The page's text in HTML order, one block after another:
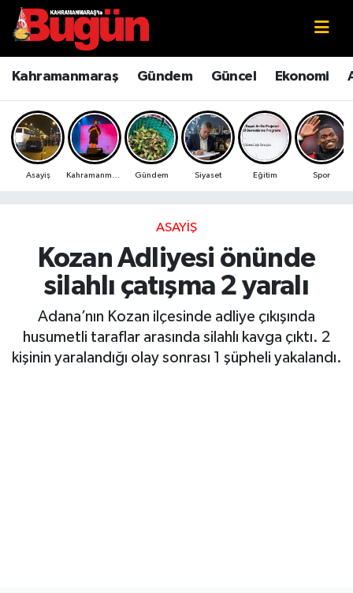
Kahramanmaraş Gündem Güncel Ekonomi
Asayiş Gündem Siyaset Eğitim Spor
ASAYIŞ
Kozan Adliyesi önünde
silahlı çatışma 2 yaralı
Adana’nın Kozan ilçesinde adliye çıkışında
husumetli taraflar arasında silahlı kavga çıktı. 2
kişinin yaralandığı olay sonrası 1 şüpheli yakalandı.
Kahramanmaraş
Kahramanmaraş Sokak Röportajları
Bilim ve Teknoloji
Çevre
Ekonomi
Güncel
Kahramanmaraş Nöbetçi Eczaneler
Kahramanmaraş Hava Durumu
Kahramanmaraş Namaz Vakitleri
Kahramanmaraş Trafik Yoğunluk Haritası
Süper Lig Puan Durumu ve Fikstür
Tüm Manşetler
Son Dakika Haberleri
Haber Arşivi